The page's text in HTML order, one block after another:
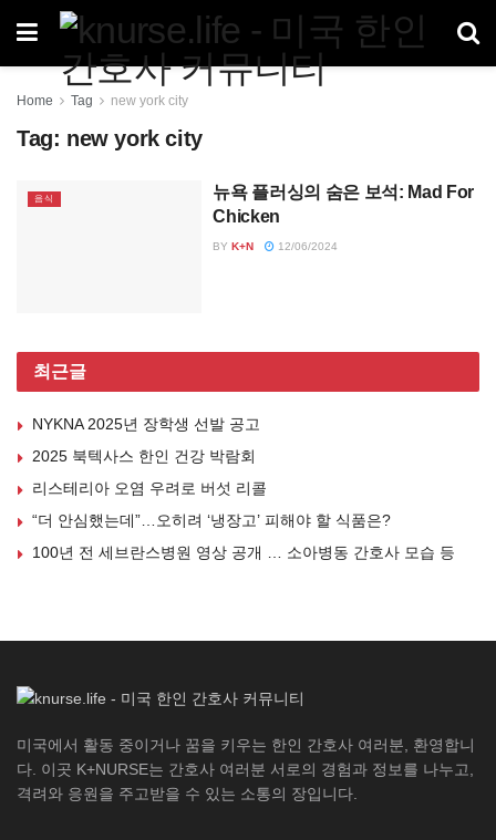
Home Tag new york city
Tag: new york city
음식
뉴욕 플러싱의 숨은 보석: Mad For
Chicken
BY K+N 12/06/2024
최근글
NYKNA 2025년 장학생 선발 공고
2025 북텍사스 한인 건강 박람회
리스테리아 오염 우려로 버섯 리콜
“더 안심했는데”…오히려 ‘냉장고’ 피해야 할 식품은?
100년 전 세브란스병원 영상 공개 … 소아병동 간호사 모습 등
미국에서 활동 중이거나 꿈을 키우는 한인 간호사 여러분, 환영합니
다. 이곳 K+NURSE는 간호사 여러분 서로의 경험과 정보를 나누고,
격려와 응원을 주고받을 수 있는 소통의 장입니다.